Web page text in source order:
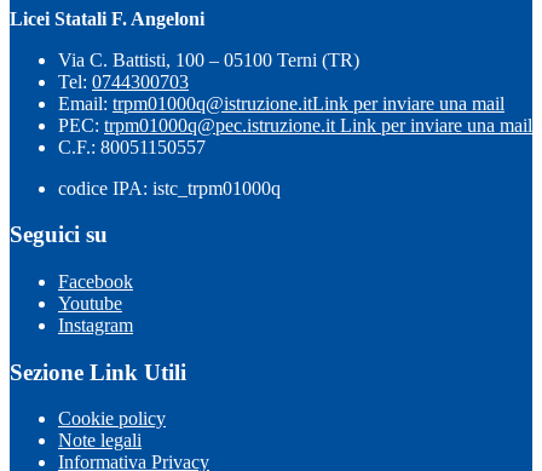
Licei Statali F. Angeloni
Via C. Battisti, 100 – 05100 Terni (TR)
Tel: 0744300703
Email: trpm01000q@istruzione.itLink per inviare una mail
PEC: trpm01000q@pec.istruzione.it Link per inviare una mail
C.F.: 80051150557
codice IPA: istc_trpm01000q
Seguici su
Facebook
Youtube
Instagram
Sezione Link Utili
Cookie policy
Note legali
Informativa Privacy